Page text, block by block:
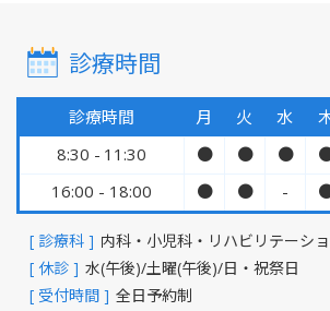
診療時間
診療時間 月 火 水
8:30 - 11:30
● ● ●
16:00 - 18:00
● ● -
[ 診療科 ] 内科・小児科・リハビリテーシ
[ 休診 ] 水(午後)/土曜(午後)/日・祝祭日
[ 受付時間 ] 全日予約制